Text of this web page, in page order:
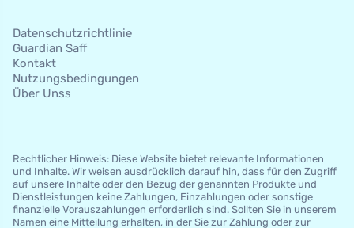
Datenschutzrichtlinie
Guardian Saff
Kontakt
Nutzungsbedingungen
Über Unss
Rechtlicher Hinweis: Diese Website bietet relevante Informationen
und Inhalte. Wir weisen ausdrücklich darauf hin, dass für den Zugriff
auf unsere Inhalte oder den Bezug der genannten Produkte und
Dienstleistungen keine Zahlungen, Einzahlungen oder sonstige
finanzielle Vorauszahlungen erforderlich sind. Sollten Sie in unserem
Namen eine Mitteilung erhalten, in der Sie zur Zahlung oder zur